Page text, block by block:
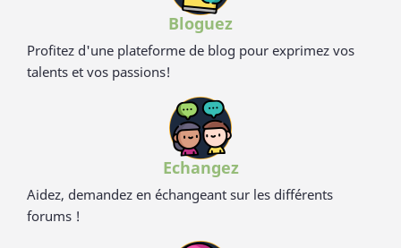
Bloguez
Profitez d'une plateforme de blog pour exprimez vos
talents et vos passions!
Echangez
Aidez, demandez en échangeant sur les différents
forums !